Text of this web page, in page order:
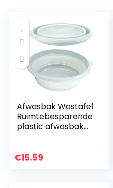
Afwasbak Wastafel
Ruimtebesparende
plastic afwasbak
blue)
€15.59